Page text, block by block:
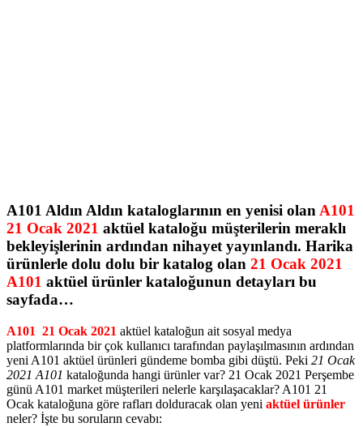
A101 Aldın Aldın kataloglarının en yenisi olanA101
21 Ocak 2021 aktüel kataloğu müşterilerin meraklı
bekleyişlerinin ardından nihayet yayınlandı. Harika
ürünlerle dolu dolu bir katalog olan 21 Ocak 2021
A101 aktüel ürünler kataloğunun detayları bu
sayfada…
A101 21 Ocak 2021 aktüel kataloğun ait sosyal medya
platformlarında bir çok kullanıcı tarafından paylaşılmasının ardından
yeni A101 aktüel ürünleri gündeme bomba gibi düştü. Peki 21 Ocak
2021 A101 kataloğunda hangi ürünler var? 21 Ocak 2021 Perşembe
günü A101 market müşterileri nelerle karşılaşacaklar? A101 21
Ocak kataloğuna göre rafları dolduracak olan yeni aktüel ürünler
neler? İşte bu soruların cevabı: